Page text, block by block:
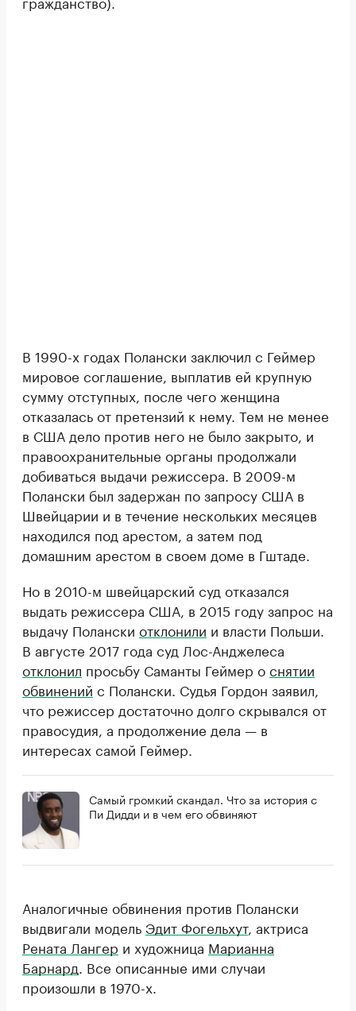
В 1990-х годах Полански заключил с Геймер
мировое соглашение, выплатив ей крупную
сумму отступных, после чего женщина
отказалась от претензий к нему. Тем не менее
в США дело против него не было закрыто, и
правоохранительные органы продолжали
добиваться выдачи режиссера. В 2009-м
Полански был задержан по запросу США в
Швейцарии и в течение нескольких месяцев
находился под арестом, а затем под
домашним арестом в своем доме в Гштаде.
Но в 2010-м швейцарский суд отказался
выдать режиссера США, в 2015 году запрос на
выдачу Полански отклонили и власти Польши.
В августе 2017 года суд Лос-Анджелеса
отклонил просьбу Саманты Геймер оснятии
обвинений с Полански. Судья Гордон заявил,
что режиссер достаточно долго скрывался от
правосудия, а продолжение дела — в
интересах самой Геймер.
Самый громкий скандал. Что за история с
Пи Дидди и в чем его обвиняют
Аналогичные обвинения против Полански
выдвигали модельЭдит Фогельхут, актриса
Рената Лангер и художница Марианна
Барнард . Все описанные ими случаи
произошли в 1970-х.